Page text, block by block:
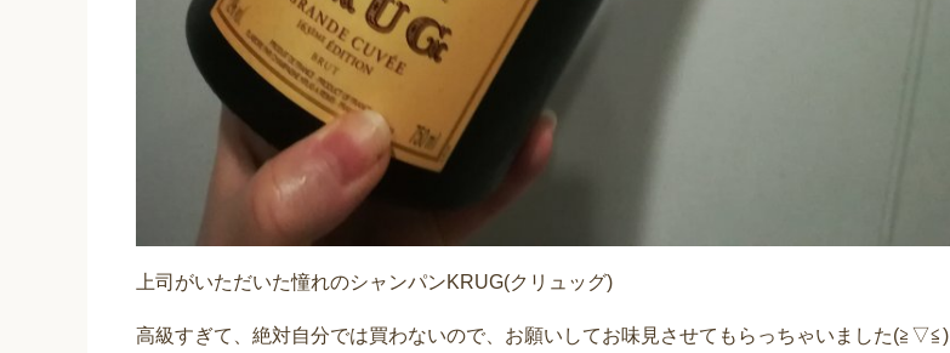
上司がいただいた憧れのシャンパンKRUG(クリュッグ)
高級すぎて、絶対自分では買わないので、お願いしてお味見させてもらっちゃいました(≧▽≦)